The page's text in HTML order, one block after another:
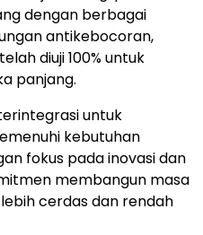
dengan berbagai
antikebocoran,
diuji 100% untuk
panjang.
untuk
kebutuhan
fokus pada inovasi dan
membangun masa
cerdas dan rendah